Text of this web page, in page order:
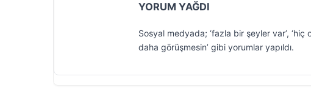
YORUM YAĞDI
Sosyal medyada; ‘fazla bir şeyler var’, ‘hiç
daha görüşmesin’ gibi yorumlar yapıldı.